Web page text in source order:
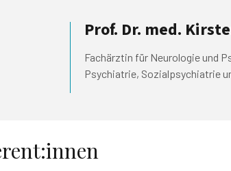
Prof. Dr. med.
Fachärztin für Neurologie und
Psychiatrie, Sozialpsychiatrie